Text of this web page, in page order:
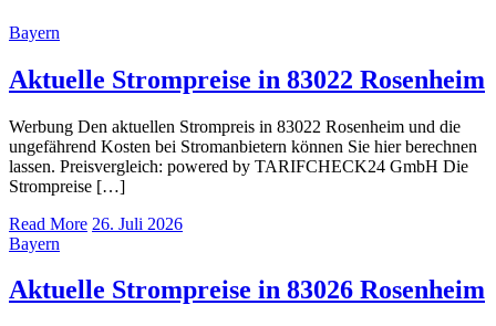
Bayern
Aktuelle Strompreise in 83022 Rosenheim
Werbung Den aktuellen Strompreis in 83022 Rosenheim und die
ungefährend Kosten bei Stromanbietern können Sie hier berechnen
lassen. Preisvergleich: powered by TARIFCHECK24 GmbH Die
Strompreise […]
Read More 26. Juli 2026
Bayern
Aktuelle Strompreise in 83026 Rosenheim